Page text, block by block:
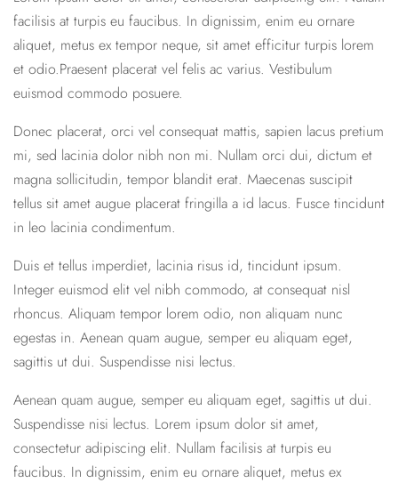
facilisis at turpis eu faucibus. In dignissim, enim eu ornare
aliquet, metus ex tempor neque, sit amet efficitur turpis lorem
et odio.Praesent placerat vel felis ac varius. Vestibulum
euismod commodo posuere.
Donec placerat, orci vel consequat mattis, sapien lacus pretium
mi, sed lacinia dolor nibh non mi. Nullam orci dui, dictum et
magna sollicitudin, tempor blandit erat. Maecenas suscipit
tellus sit amet augue placerat fringilla a id lacus. Fusce tincidunt
in leo lacinia condimentum.
Duis et tellus imperdiet, lacinia risus id, tincidunt ipsum.
Integer euismod elit vel nibh commodo, at consequat nisl
rhoncus. Aliquam tempor lorem odio, non aliquam nunc
egestas in. Aenean quam augue, semper eu aliquam eget,
sagittis ut dui. Suspendisse nisi lectus.
Aenean quam augue, semper eu aliquam eget, sagittis ut dui.
Suspendisse nisi lectus. Lorem ipsum dolor sit amet,
consectetur adipiscing elit. Nullam facilisis at turpis eu
faucibus. In dignissim, enim eu ornare aliquet, metus ex